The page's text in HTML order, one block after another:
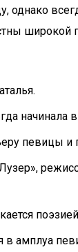
однако
широкой
начинала
певицы и
в амплуа